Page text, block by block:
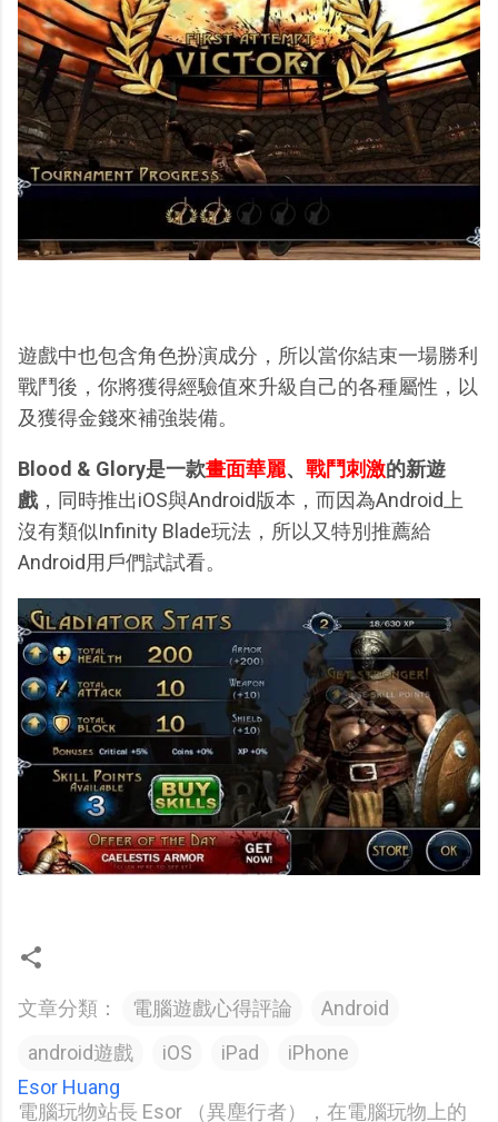
遊戲中也包含角色扮演成分，所以當你結束一場勝利
戰鬥後，你將獲得經驗值來升級自己的各種屬性，以
及獲得金錢來補強裝備。
Blood & Glory是一款畫面華麗、 戰鬥刺激的新遊
戲，同時推出iOS與Android版本，而因為Android上
沒有類似Infinity Blade玩法，所以又特別推薦給
Android用戶們試試看。
文章分類： 電腦遊戲心得評論
Android
android遊戲
iOS iPad
iPhone
Esor Huang
電腦玩物站長 Esor （異塵行者），在電腦玩物上的